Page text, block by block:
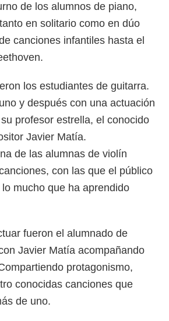
de los alumnos de piano,
en solitario como en dúo
canciones infantiles hasta el
los estudiantes de guitarra.
y después con una actuación
profesor estrella, el conocido
Javier Matía.
de las alumnas de violín
con las que el público
mucho que ha aprendido
fueron el alumnado de
Javier Matía acompañando
protagonismo,
conocidas canciones que
de uno.